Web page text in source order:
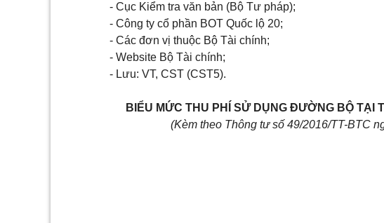
- Cục Kiểm tra văn bản (Bộ Tư pháp);
- Công ty cổ phần BOT Quốc lộ 20;
- Các đơn vị thuộc Bộ Tài chính;
- Website Bộ Tài chính;
- Lưu: VT, CST (CST5).
BIỂU MỨC THU PHÍ SỬ DỤNG ĐƯỜNG BỘ TẠI
(Kèm theo Thông tư số 49/2016/TT-BTC